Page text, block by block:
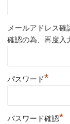
メールアドレス
確認の為、再度入
パスワード*
パスワード確認*